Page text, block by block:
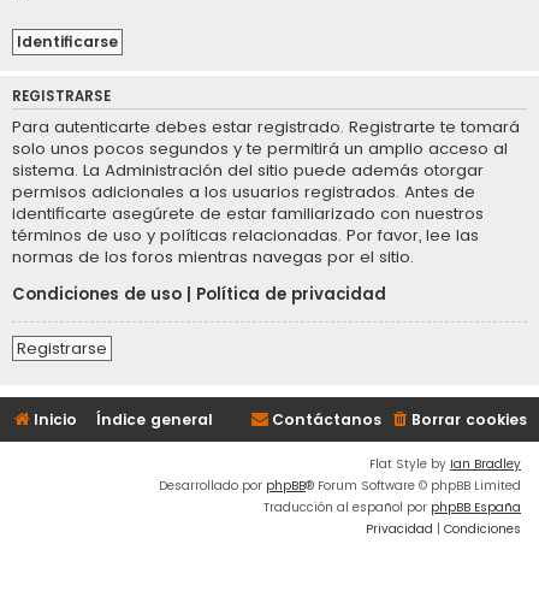
REGISTRARSE
Para autenticarte debes estar registrado. Registrarte te tomará
solo unos pocos segundos y te permitirá un amplio acceso al
sistema. La Administración del sitio puede además otorgar
permisos adicionales a los usuarios registrados. Antes de
identificarte asegúrete de estar familiarizado con nuestros
términos de uso y políticas relacionadas. Por favor, lee las
normas de los foros mientras navegas por el sitio.
Condiciones de uso
Política de privacidad
Registrarse
Inicio Índice general Borrar cookies
Contáctanos
Flat Style by Ian Bradley
Desarrollado por phpBB® Forum Software © phpBB Limited
Traducción al español por phpBB España
Privacidad | Condiciones